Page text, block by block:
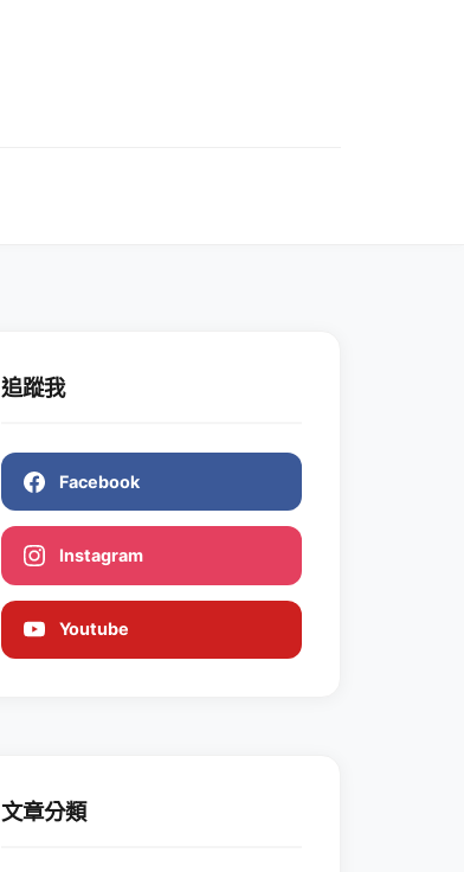
追蹤我
Facebook
Instagram
Youtube
文章分類